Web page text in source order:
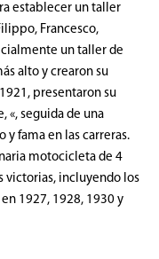
establecer un taller
Francesco,
un taller de
alto y crearon su
presentaron su
«, seguida de una
y fama en las carreras.
motocicleta de 4
victorias, incluyendo los
1927, 1928, 1930 y